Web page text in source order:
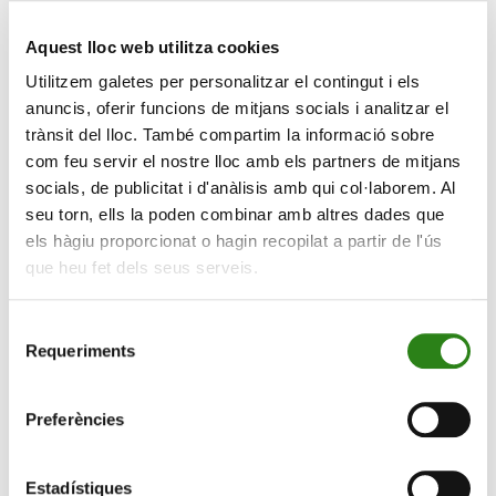
Aquest lloc web utilitza cookies
Utilitzem galetes per personalitzar el contingut i els
anuncis, oferir funcions de mitjans socials i analitzar el
trànsit del lloc. També compartim la informació sobre
com feu servir el nostre lloc amb els partners de mitjans
socials, de publicitat i d'anàlisis amb qui col·laborem. Al
seu torn, ells la poden combinar amb altres dades que
els hàgiu proporcionat o hagin recopilat a partir de l'ús
que heu fet dels seus serveis.
Requeriments
Preferències
Estadístiques
sectors i empreses posar els diners.
Enmig de tanta incertesa, creix l’interès per la inversió
temàtica. Aquesta estratègia s’enfoca a les grans
tendències globals, que van més enllà de les fronteres
o dels cicles econòmics. Sectors com ara defensa,
ciberseguretat, semiconductors, energies renovables,
intel·ligència artificial, emmagatzematge de dades o
hidrogen verd estan rebent cada cop més diners tant
d’inversors institucionals com de particulars.
importància. A més a més, la transició energètica, que
estratègica: els països volen ser autosuficients en
energia.
Molts fons globals inclouen aquestes temàtiques a les